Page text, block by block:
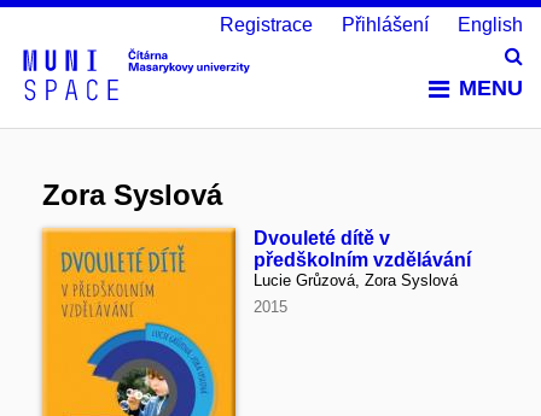
MENU
Registrace Přihlášení English
Zora Syslová
Dvouleté dítě v
předškolním vzdělávání
Lucie Grůzová, Zora Syslová
2015